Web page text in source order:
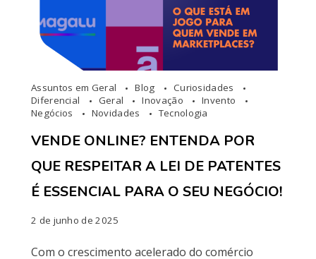
Assuntos em Geral Blog
Curiosidades
Diferencial
Geral Inovação
Invento
Negócios
Novidades Tecnologia
VENDE ONLINE? ENTENDA POR
QUE RESPEITAR A LEI DE PATENTES
É ESSENCIAL PARA O SEU NEGÓCIO!
2 de junho de 2025
Com o crescimento acelerado do comércio